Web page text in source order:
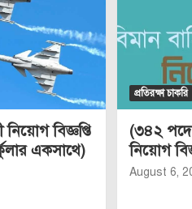
নিয়োগ বিজ্ঞপ্তি
একসাথে)
প্রতিরক্ষা চাকরি
(৩৪২
নিয়োগ
August 6,